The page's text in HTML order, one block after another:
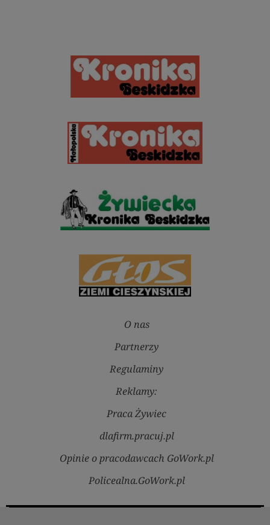
O nas
Partnerzy
Regulaminy
Reklamy:
Praca Żywiec
dlafirm.pracuj.pl
Opinie o pracodawcach GoWork.pl
Policealna.GoWork.pl